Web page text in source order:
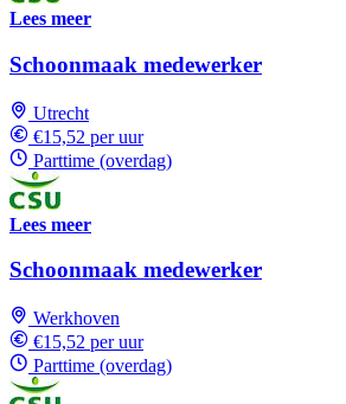
Lees meer
Schoonmaak medewerker
Utrecht
€15,52 per uur
Parttime (overdag)
Lees meer
Schoonmaak medewerker
Werkhoven
€15,52 per uur
Parttime (overdag)